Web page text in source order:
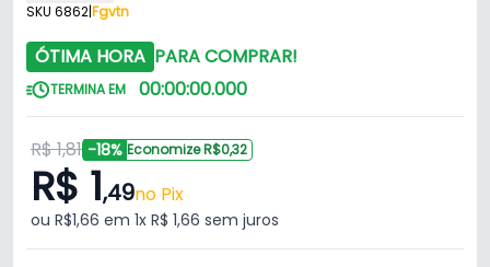
SKU 6862|Fgvtn
ÓTIMA HORA PARA COMPRAR!
TERMINA EM 00:00:00.000
R$ 1,81 -18% Economize R$0,32
R$ 1,49no Pix
ou R$1,66 em 1x R$ 1,66 sem juros